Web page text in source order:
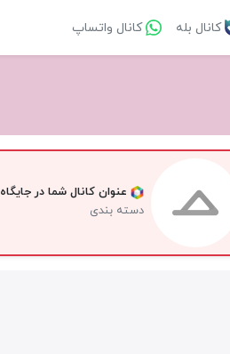
کانال بله کانال واتساپ
عنوان کانال شما در جایگاه VIP
دسته بندی